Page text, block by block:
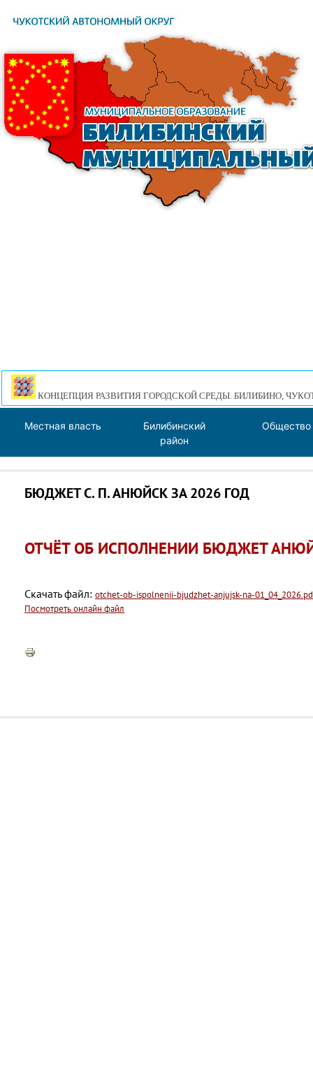
КОНЦЕПЦИЯ РАЗВИТИЯ ГОРОДСКОЙ СРЕДЫ. БИЛИБИНО,
Местная власть
Билибинский
район
Общество
БЮДЖЕТ С. П. АНЮЙСК ЗА 2026 ГОД
ОТЧЁТ ОБ ИСПОЛНЕНИИ БЮДЖЕТ
Скачать файл: otchet-ob-ispolnenii-bjudzhet-anjujsk-na-
Посмотреть онлайн файл